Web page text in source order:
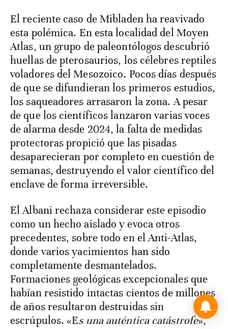
El reciente caso de Mibladen ha reavivado
esta polémica. En esta localidad del Moyen
Atlas, un grupo de paleontólogos descubrió
huellas de pterosaurios, los célebres reptiles
voladores del Mesozoico. Pocos días después
de que se difundieran los primeros estudios,
los saqueadores arrasaron la zona. A pesar
de que los científicos lanzaron varias voces
de alarma desde 2024, la falta de medidas
protectoras propició que las pisadas
desaparecieran por completo en cuestión de
semanas, destruyendo el valor científico del
enclave de forma irreversible.
El Albani rechaza considerar este episodio
como un hecho aislado y evoca otros
precedentes, sobre todo en el Anti-Atlas,
donde varios yacimientos han sido
completamente desmantelados.
Formaciones geológicas excepcionales que
habían resistido intactas cientos de millones
de años resultaron destruidas sin
escrúpulos. «Es una auténtica catástrofe»,